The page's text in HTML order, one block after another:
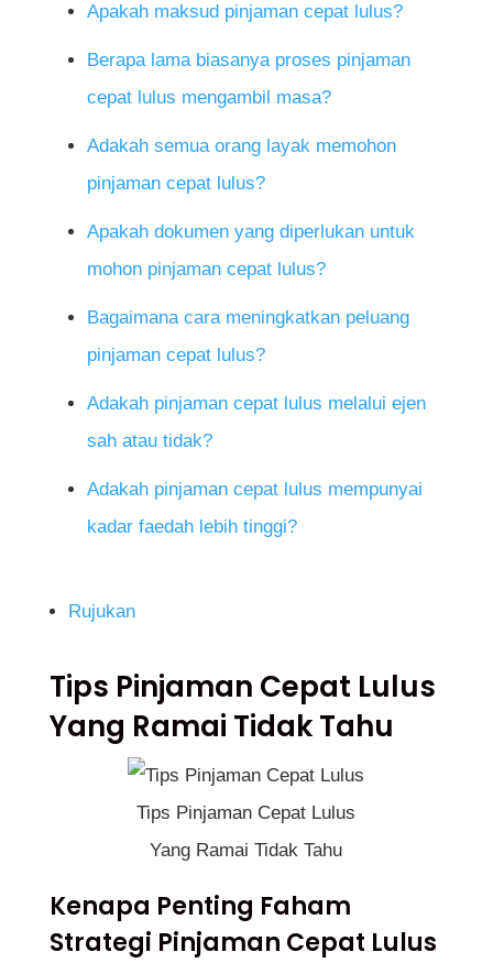
Apakah maksud pinjaman cepat lulus?
Berapa lama biasanya proses pinjaman
cepat lulus mengambil masa?
Adakah semua orang layak memohon
pinjaman cepat lulus?
Apakah dokumen yang diperlukan untuk
mohon pinjaman cepat lulus?
Bagaimana cara meningkatkan peluang
pinjaman cepat lulus?
Adakah pinjaman cepat lulus melalui ejen
sah atau tidak?
Adakah pinjaman cepat lulus mempunyai
kadar faedah lebih tinggi?
Rujukan
Tips Pinjaman Cepat Lulus
Yang Ramai Tidak Tahu
Tips Pinjaman Cepat Lulus
Yang Ramai Tidak Tahu
Kenapa Penting Faham
Strategi Pinjaman Cepat Lulus